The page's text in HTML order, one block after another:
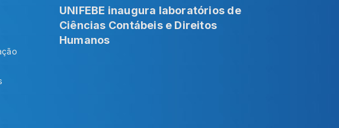
UNIFEBE inaugura laboratórios de
Ciências Contábeis e Direitos
Humanos